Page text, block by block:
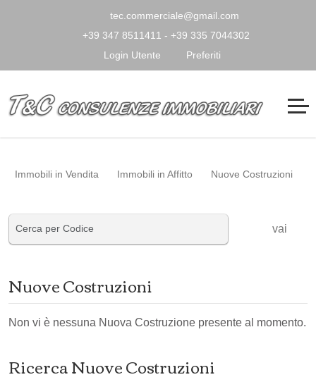
tec.commerciale@gmail.com
+39 347 8511411 - +39 335 7044302
Login Utente
Preferiti
Immobili in Vendita Immobili in Affitto Nuove Costruzioni
vai
Nuove Costruzioni
Non vi è nessuna Nuova Costruzione presente al momento.
Ricerca Nuove Costruzioni